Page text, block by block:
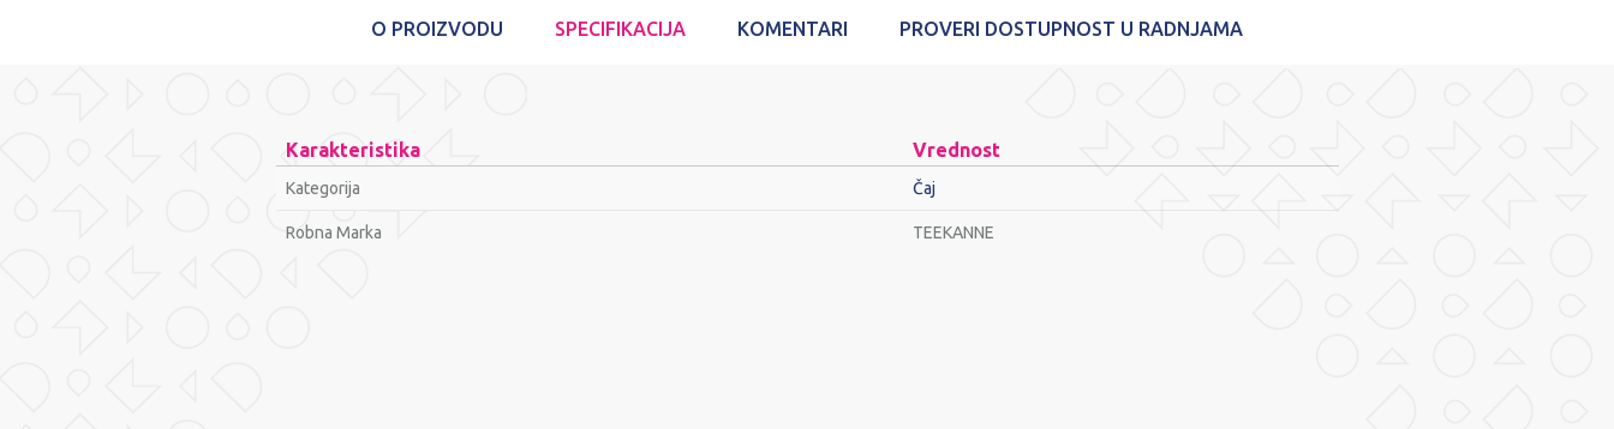
O PROIZVODU SPECIFIKACIJA KOMENTARI PROVERI DOSTUPNOST U RADNJAMA
Karakteristika Vrednost
Kategorija Čaj
Robna Marka TEEKANNE